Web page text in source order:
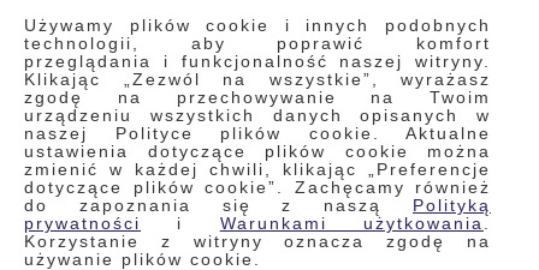
Używamy plików cookie i innych podobnych
technologii, aby poprawić komfort
przeglądania i funkcjonalność naszej witryny.
Klikając „Zezwól na wszystkie”, wyrażasz
zgodę na przechowywanie na Twoim
urządzeniu wszystkich danych opisanych w
naszej Polityce plików cookie. Aktualne
ustawienia dotyczące plików cookie można
zmienić w każdej chwili, klikając „Preferencje
dotyczące plików cookie”. Zachęcamy również
do zapoznania się z naszą Polityką
prywatności
i Warunkami użytkowania
Korzystanie z witryny oznacza zgodę na
używanie plików cookie.
INFORMACJE
Regulamin
Polityka prywatności i pliki cookie
Wyszukiwane frazy
Wyszukiwanie zaawansowane
Zamówienia
Skontaktuj się z nami